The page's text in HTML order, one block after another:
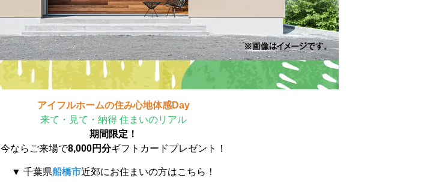
アイフルホームの住み心地体感Day
来て・見て・納得 住まいのリアル
期間限定！
今ならご来場で8,000円分ギフトカードプレゼント！
▼ 千葉県船橋市近郊にお住まいの方はこちら！